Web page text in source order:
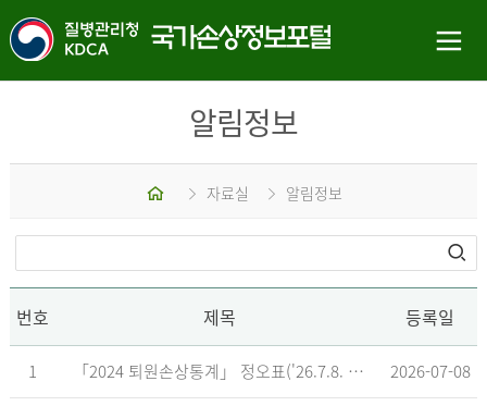
알림정보
홈 자료실 알림정보
번호 제목 등록일
1 「2024 퇴원손상통계」 정오표('26.7.8. 기준) 2026-07-08